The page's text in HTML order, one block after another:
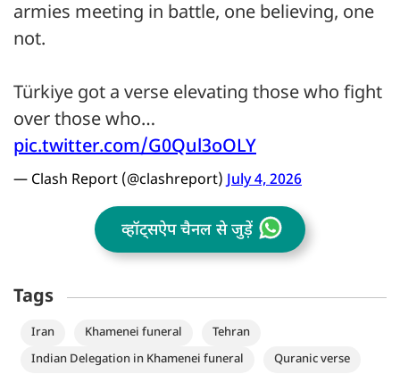
armies meeting in battle, one believing, one
not.
Türkiye got a verse elevating those who fight
over those who…
pic.twitter.com/G0Qul3oOLY
— Clash Report (@clashreport)July 4, 2026
व्हॉट्सऐप चैनल से जुड़ें
Tags
Iran Khamenei funeral
Tehran
Indian Delegation in Khamenei funeral
Quranic verse